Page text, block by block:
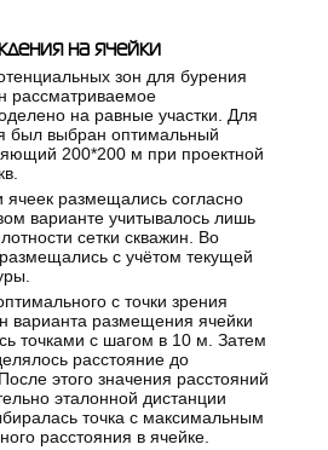
на ячейки
зон для бурения
рассматриваемое
на равные участки. Для
был выбран оптимальный
200*200 м при проектной
ячеек размещались согласно
варианте учитывалось лишь
сетки скважин. Во
с учётом текущей
с точки зрения
варианта размещения ячейки
точками с шагом в 10 м. Затем
расстояние до
этого значения расстояний
эталонной дистанции
точка с максимальным
расстояния в ячейке.